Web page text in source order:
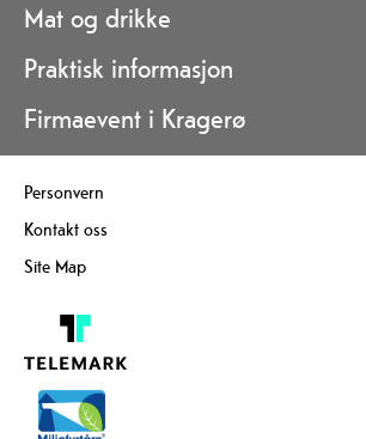
Mat og drikke
Praktisk informasjon
Firmaevent i Kragerø
Personvern
Kontakt oss
Site Map